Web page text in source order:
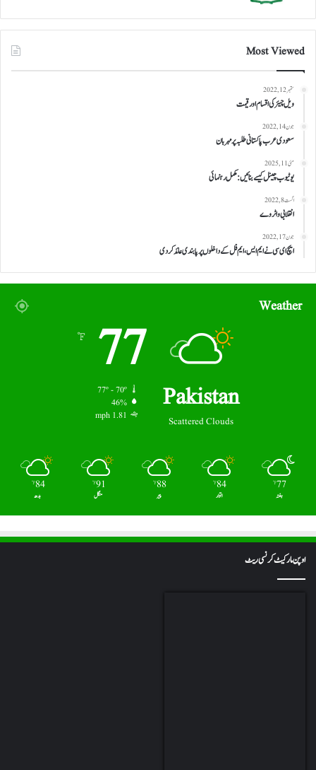
Most Viewed
ستمبر 12, 2022
ویل چیئر کی اقسام اور قیمت
جون 14, 2022
سعودی عرب پاکستانی طلبہ پر مہربان
مئی 11, 2025
یوٹیوب چینل کیسے بنائیں: مکمل رہنمائی
اگست 8, 2022
انقلابی واٹر وے
جون 17, 2022
ایچ ای سی نے ایم ایس، ایم فل کے داخلوں پر پابندی عائد کر دی
Weather
Pakistan
Scattered Clouds
77
℉
77º - 70º
46%
1.81 mph
77
℉
ہفتہ
84
℉
اتوار
88
℉
پیر
91
℉
منگل
84
℉
بدھ
اوپن مارکیٹ کرنسی ریٹ